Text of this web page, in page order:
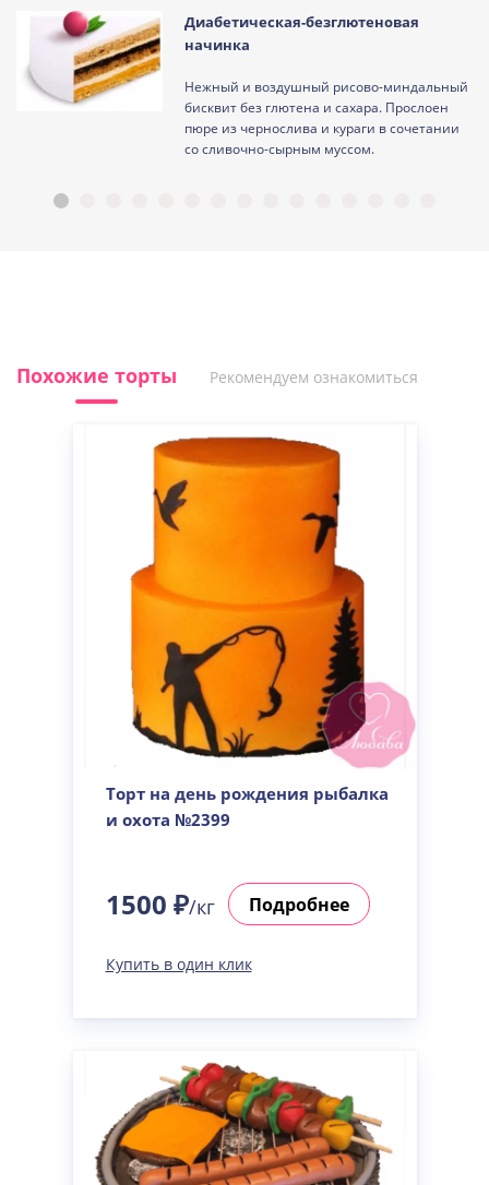
Диабетическая-безглютеновая
начинка
Нежный и воздушный рисово-миндальный
бисквит без глютена и сахара. Прослоен
пюре из чернослива и кураги в сочетании
со сливочно-сырным муссом.
Похожие торты Рекомендуем ознакомиться
Торт на день рождения рыбалка
и охота №2399
1500 ₽/кг Подробнее
Купить в один клик